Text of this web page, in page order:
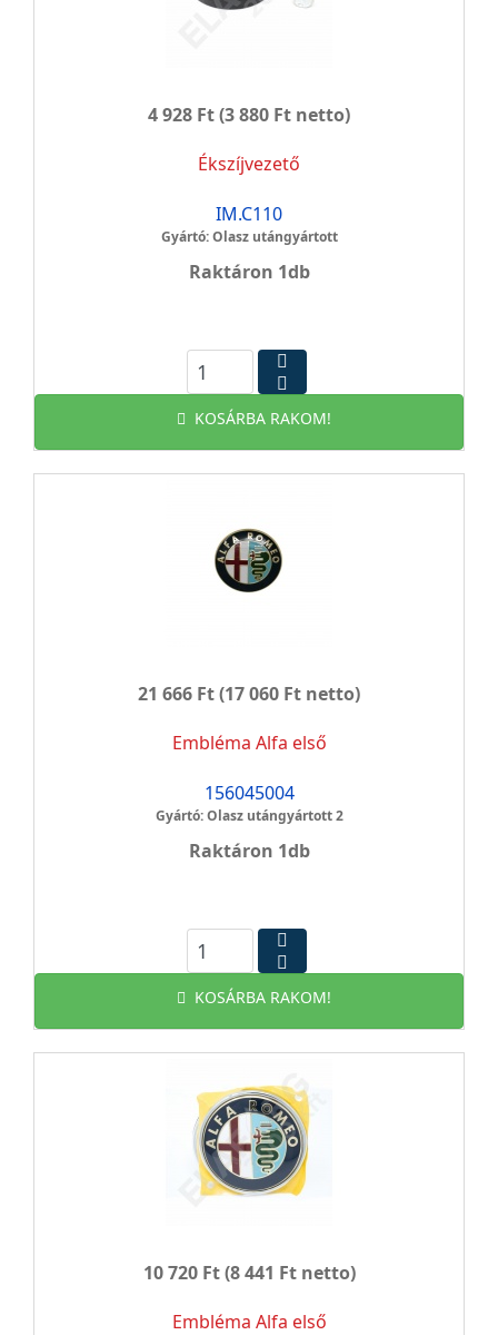
4 928 Ft(3 880 Ft netto)
Ékszíjvezető
IM.C110
Gyártó: Olasz utángyártott
Raktáron 1db
KOSÁRBA RAKOM!
21 666 Ft(17 060 Ft netto)
Embléma Alfa első
156045004
Gyártó: Olasz utángyártott 2
Raktáron 1db
KOSÁRBA RAKOM!
10 720 Ft(8 441 Ft netto)
Embléma Alfa első